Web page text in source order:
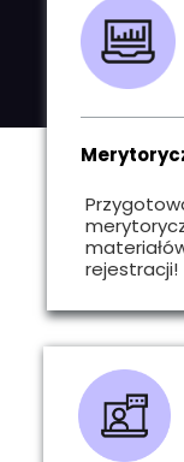
rejestracji!